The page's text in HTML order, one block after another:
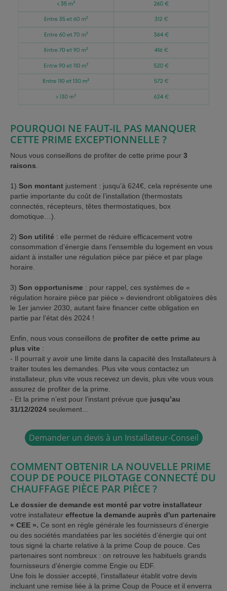
POURQUOI NE FAUT-IL PAS MANQUER
CETTE PRIME EXCEPTIONNELLE ?
Nous vous conseillons de profiter de cette prime pour 3
raisons.
1) Son montant justement : jusqu’à 624€, cela représente une
partie importante du coût de l’installation (thermostats
connectés, récepteurs, têtes thermostatiques, box
domotique…).
2) Son utilité : elle permet de réduire efficacement votre
consommation d’énergie dans l’ensemble du logement en vous
aidant à installer une régulation pièce par pièce et par plage
horaire.
3) Son opportunisme : pour rappel, ces systèmes de «
régulation horaire pièce par pièce » deviendront obligatoires dès
le 1er janvier 2030, autant faire financer cette obligation en
partie par l’état dès 2024 !
Enfin, nous vous conseillons de profiter de cette prime au
plus vite :
- Il pourrait y avoir une limite dans la capacité des Installateurs à
traiter toutes les demandes. Plus vite vous contactez un
installateur, plus vite vous recevez un devis, plus vite vous vous
assurez de profiter de la prime.
- Et la prime n’est pour l’instant prévue que jusqu’au
31/12/2024 seulement...
Demander un devis à un Installateur-Conseil
COMMENT OBTENIR LA NOUVELLE PRIME
COUP DE POUCE PILOTAGE CONNECTÉ DU
CHAUFFAGE PIÈCE PAR PIÈCE ?
Le dossier de demande est monté par votre installateur
votre installateur effectue la demande auprès d'un partenaire
« CEE ». Ce sont en règle générale les fournisseurs d’énergie
ou des sociétés mandatées par les sociétés d’énergie qui ont
tous signé la charte relative à la prime Coup de pouce. Ces
partenaires sont nombreux : on retrouve les habituels grands
fournisseurs d’énergie comme Engie ou EDF.
Une fois le dossier accepté, l'installateur établit votre devis
incluant une remise liée à la prime Coup de Pouce et il enverra